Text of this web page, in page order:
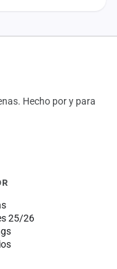
Hecho por y para
25/26